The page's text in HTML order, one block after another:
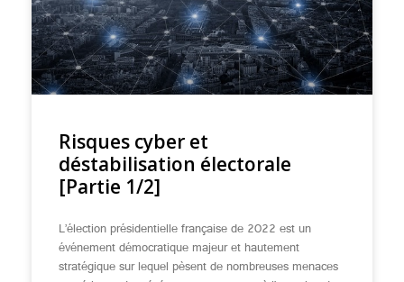
Risques cyber et
déstabilisation électorale
[Partie 1/2]
L’élection présidentielle française de 2022 est un
événement démocratique majeur et hautement
stratégique sur lequel pèsent de nombreuses menaces